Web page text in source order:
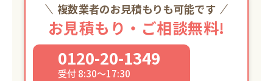
複数業者のお見積もりも可能です
お見積もり・ご相談無料!
0120-20-1349
受付 8:30～17:30